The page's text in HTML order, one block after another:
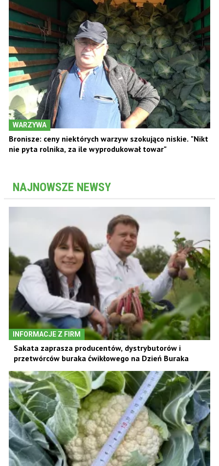
WARZYWA
Bronisze: ceny niektórych warzyw szokująco niskie. "Nikt
nie pyta rolnika, za ile wyprodukował towar"
NAJNOWSZE NEWSY
INFORMACJE Z FIRM
Sakata zaprasza producentów, dystrybutorów i
przetwórców buraka ćwikłowego na Dzień Buraka